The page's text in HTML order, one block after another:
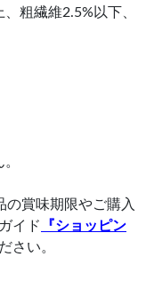
粗繊維2.5%以下、
の賞味期限やご購入
イド
『ショッピン
さい。